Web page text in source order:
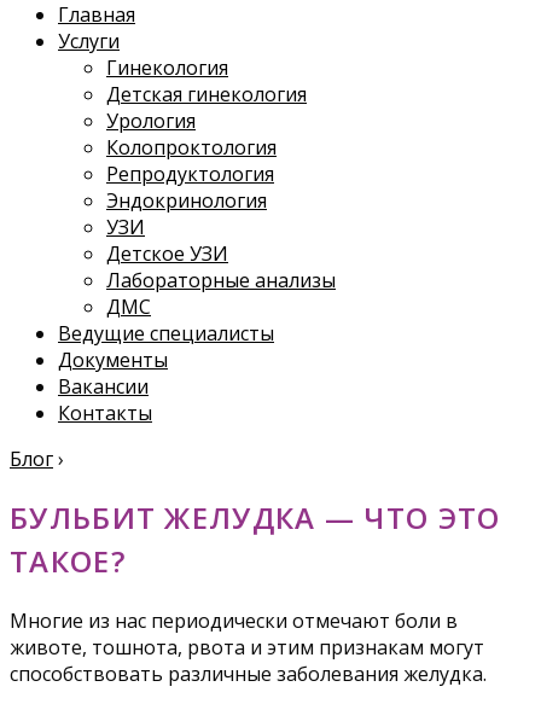
Главная
Услуги
Гинекология
Детская гинекология
Урология
Колопроктология
Репродуктология
Эндокринология
УЗИ
Детское УЗИ
Лабораторные анализы
ДМС
Ведущие специалисты
Документы
Вакансии
Контакты
Блог›
БУЛЬБИТ ЖЕЛУДКА — ЧТО ЭТО
ТАКОЕ?
Многие из нас периодически отмечают боли в
животе, тошнота, рвота и этим признакам могут
способствовать различные заболевания желудка.